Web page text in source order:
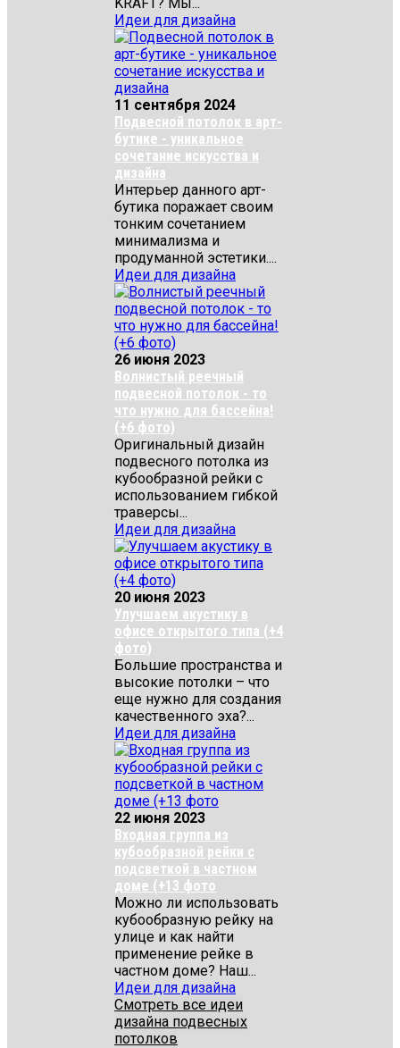
Идеи для дизайна
11 сентября 2024
Подвесной потолок в арт-
бутике - уникальное
сочетание искусства и
дизайна
Интерьер данного арт-
бутика поражает своим
тонким сочетанием
минимализма и
продуманной эстетики....
Идеи для дизайна
26 июня 2023
Волнистый реечный
подвесной потолок - то
что нужно для бассейна!
(+6 фото)
Оригинальный дизайн
подвесного потолка из
кубообразной рейки с
использованием гибкой
траверсы...
Идеи для дизайна
20 июня 2023
Улучшаем акустику в
офисе открытого типа (+4
фото)
Большие пространства и
высокие потолки – что
еще нужно для создания
качественного эха?...
Идеи для дизайна
22 июня 2023
Входная группа из
кубообразной рейки с
подсветкой в частном
доме (+13 фото
Можно ли использовать
кубообразную рейку на
улице и как найти
применение рейке в
частном доме? Наш...
Идеи для дизайна
Смотреть все идеи
дизайна подвесных
потолков